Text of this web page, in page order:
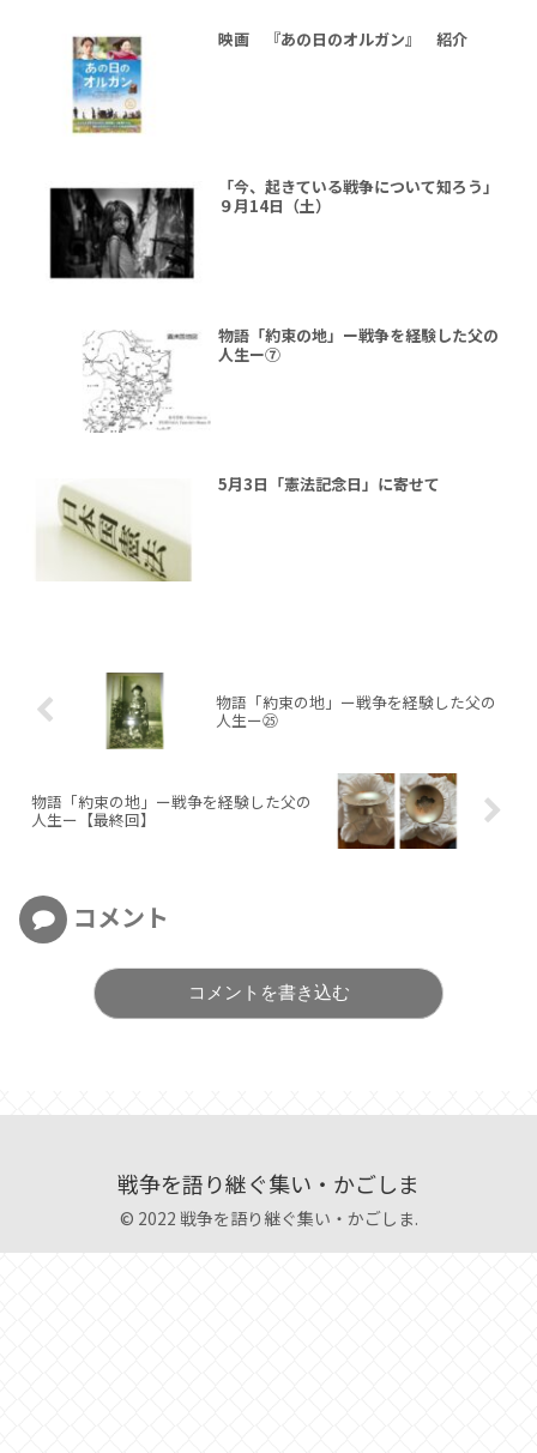
映画 『あの日のオルガン』 紹介
「今、起きている戦争について知ろう」
９月14日（土）
物語「約束の地」ー戦争を経験した父の
人生ー⑦
5月3日「憲法記念日」に寄せて
物語「約束の地」ー戦争を経験した父の
人生ー㉕
物語「約束の地」ー戦争を経験した父の
人生ー【最終回】
コメント
コメントを書き込む
戦争を語り継ぐ集い・かごしま
© 2022 戦争を語り継ぐ集い・かごしま.